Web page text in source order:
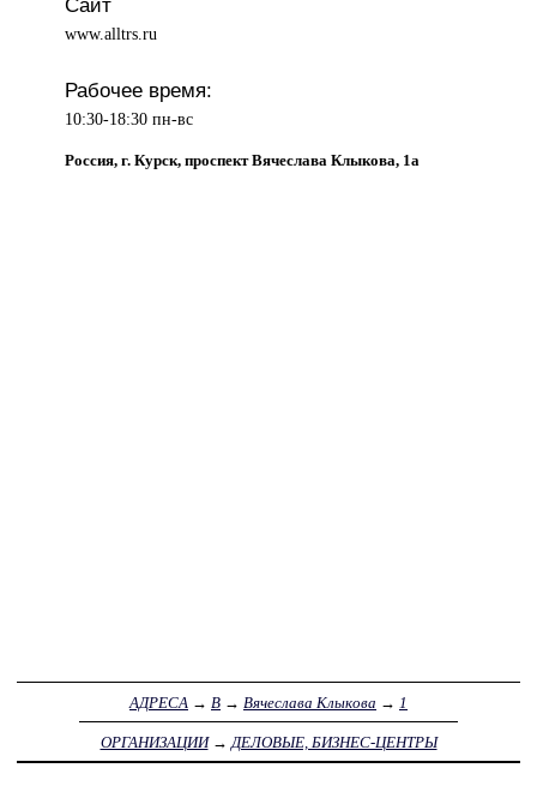
Сайт
www.alltrs.ru
Рабочее время:
10:30-18:30 пн-вс
Россия, г. Курск, проспект Вячеслава Клыкова, 1а
АДРЕСА → В → Вячеслава Клыкова → 1
ОРГАНИЗАЦИИ→ ДЕЛОВЫЕ, БИЗНЕС-ЦЕНТРЫ